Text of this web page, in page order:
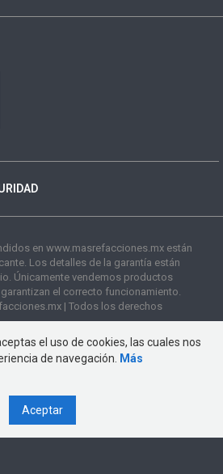
en www.masrefacciones.mx están
Los detalles de la garantía están
Únicamente vendemos productos
el correcto funcionamiento.
| Todos los derechos
el uso de cookies, las cuales nos
de navegación.
Más
Aceptar